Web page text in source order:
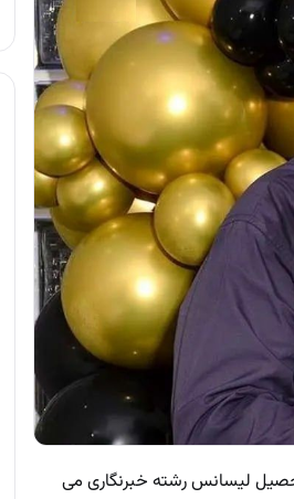
مجری است.فارغ التحصیل لیسانس رشته خبرنگاری می